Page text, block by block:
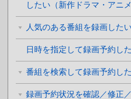
したい（新作ドラマ・アニ
人気のある番組を録画した
日時を指定して録画予約し
番組を検索して録画予約し
録画予約状況を確認／修正